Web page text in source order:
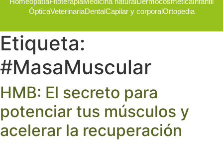
ÓpticaVeterinariaDentalCapilar y corporalOrtopedia
Etiqueta:
#MasaMuscular
HMB: El secreto para
potenciar tus músculos y
acelerar la recuperación